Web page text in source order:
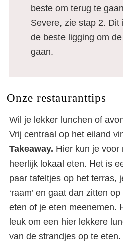
beste om terug te
Severe, zie stap 2. Dit
de beste ligging om
gaan.
Onze restauranttips
Wil je lekker lunchen of
Vrij centraal op het eiland
Takeaway. Hier kun je voor
heerlijk lokaal eten. Het is
paar tafeltjes op het terras,
‘raam’ en gaat dan zitten
eten of je eten meenemen.
leuk om een hier lekkere
van de strandjes op te eten.